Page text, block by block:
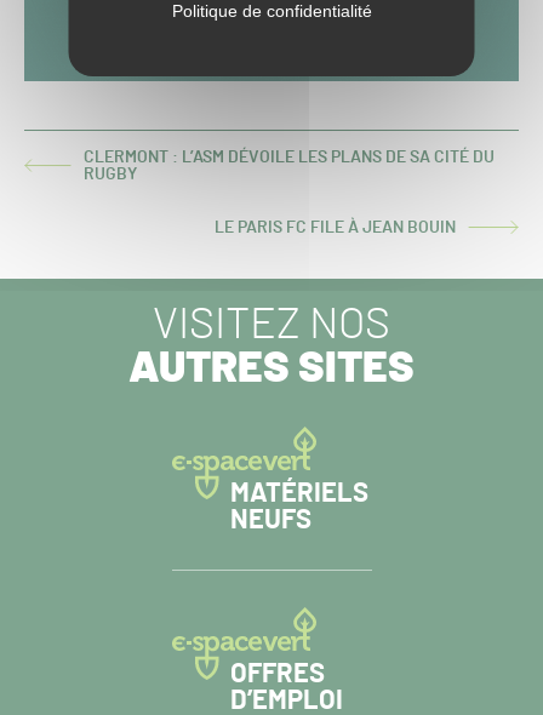
Politique de confidentialité
ARTICLE
CLERMONT : L’ASM DÉVOILE LES PLANS DE SA CITÉ DU
RUGBY
ARTICLE
LE PARIS FC FILE À JEAN BOUIN
VISITEZ NOS
AUTRES SITES
MATÉRIELS
NEUFS
OFFRES
D’EMPLOI